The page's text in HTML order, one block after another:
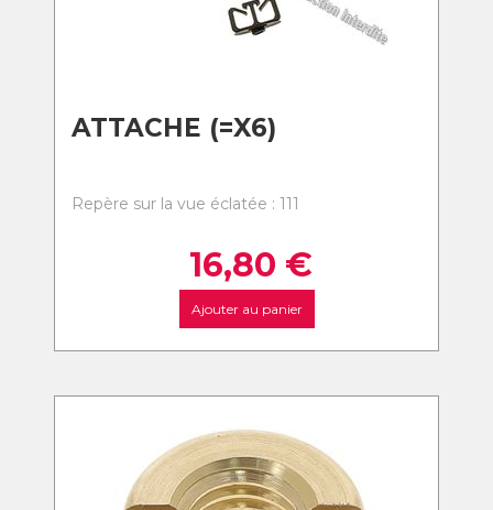
ATTACHE (=X6)
Repère sur la vue éclatée : 111
16,80 €
Ajouter au panier